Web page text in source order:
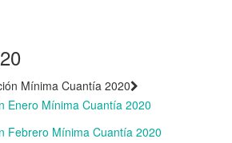
Mínima Cuantía 2020
Enero Mínima Cuantía 2020
Febrero Mínima Cuantía 2020